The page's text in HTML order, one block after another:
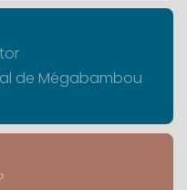
de Mégabambou